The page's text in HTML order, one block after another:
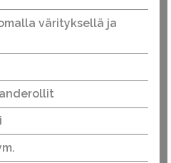
värityksellä ja